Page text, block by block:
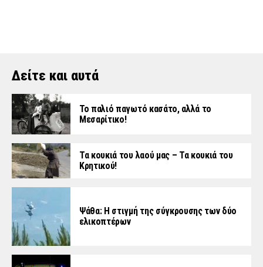
Δείτε και αυτά
Το παλιό παγωτό κασάτο, αλλά το
Μεσαρίτικο!
Τα κουκιά του λαού μας – Τα κουκιά του
Κρητικού!
Ψάθα: Η στιγμή της σύγκρουσης των δύο
ελικοπτέρων